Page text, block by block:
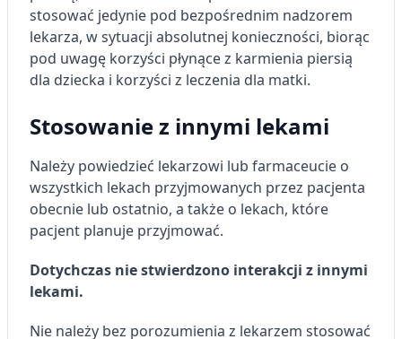
stosować jedynie pod bezpośrednim nadzorem
lekarza, w sytuacji absolutnej konieczności, biorąc
pod uwagę korzyści płynące z karmienia piersią
dla dziecka i korzyści z leczenia dla matki.
Stosowanie z innymi lekami
Należy powiedzieć lekarzowi lub farmaceucie o
wszystkich lekach przyjmowanych przez pacjenta
obecnie lub ostatnio, a także o lekach, które
pacjent planuje przyjmować.
Dotychczas nie stwierdzono interakcji z innymi
lekami.
Nie należy bez porozumienia z lekarzem stosować